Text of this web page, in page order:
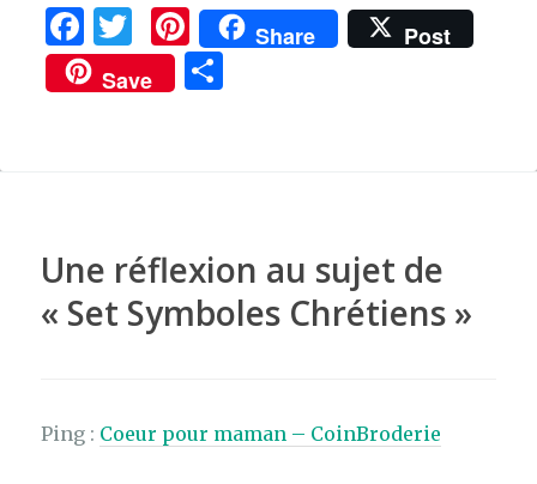
F
a
c
o
k
T
w
it
Pi
n
te
Share
Post
Save
Une réflexion au sujet de
« Set Symboles Chrétiens »
Ping : Coeur pour maman – CoinBroderie